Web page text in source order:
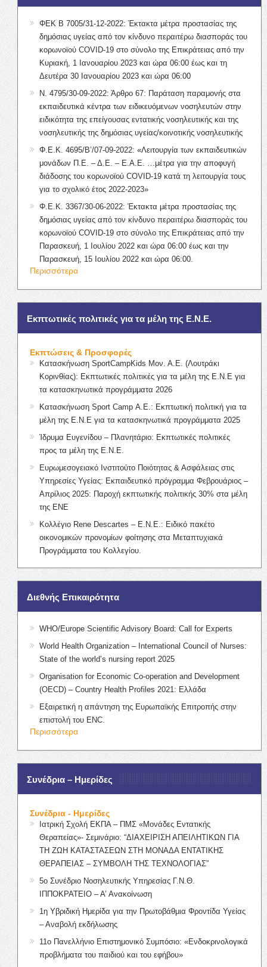
ΦΕΚ Β 7005/31-12-2022: Έκτακτα μέτρα προστασίας της
δημόσιας υγείας από τον κίνδυνο περαιτέρω διασποράς του
κορωνοϊού COVID-19 στο σύνολο της Επικράτειας από την
Κυριακή, 1 Ιανουαρίου 2023 και ώρα 06:00 έως και τη
Δευτέρα 30 Ιανουαρίου 2023 και ώρα 06:00
Ν. 4795/30-09-2022: Άρθρο 67: Παράταση παραμονής στα
εκπαιδευτικά κέντρα των ειδικευόμενων νοσηλευτών στην
ειδικότητα της επείγουσας εντατικής νοσηλευτικής και της
νοσηλευτικής της δημόσιας υγείας/κοινοτικής νοσηλευτικής
Φ.Ε.Κ. 4695/Β’/07-09-2022: «Λειτουργία των εκπαιδευτικών
μονάδων Π.Ε. – Δ.Ε. – Ε.Α.Ε. …μέτρα για την αποφυγή
διάδοσης του κορωνοϊού COVID-19 κατά τη λειτουργία τους
για το σχολικό έτος 2022-2023»
Φ.Ε.Κ. 3367/30-06-2022: Έκτακτα μέτρα προστασίας της
δημόσιας υγείας από τον κίνδυνο περαιτέρω διασποράς του
κορωνοϊού COVID-19 στο σύνολο της Επικράτειας από την
Παρασκευή, 1 Ιουλίου 2022 και ώρα 06:00 έως και την
Παρασκευή, 15 Ιουλίου 2022 και ώρα 06:00.
Περισσότερα
Εκπτωτικές πολιτικές για τα μέλη της Ε.Ν.Ε.
Εκπτώσεις & Προσφορές
Κατασκήνωση SportCampKids Μον. Α.Ε. (Λουτράκι
Κορινθίας): Εκπτωτικές πολιτικές για τα μέλη της Ε.Ν.Ε για
τα κατασκηνωτικά προγράμματα 2026
Κατασκήνωση Sport Camp Α.Ε.: Εκπτωτική πολιτική για τα
μέλη της Ε.Ν.Ε για τα κατασκηνωτικά προγράμματα 2025
Ίδρυμα Ευγενίδου – Πλανητάριο: Εκπτωτικές πολιτικές
προς τα μέλη της Ε.Ν.Ε.
Ευρωμεσογειακό Ινστιτούτο Ποιότητας & Ασφάλειας στις
Υπηρεσίες Υγείας: Εκπαιδευτικό πρόγραμμα Φεβρουάριος –
Απρίλιος 2025: Παροχή εκπτωτικής πολιτικής 30% στα μέλη
της ΕΝΕ
Κολλέγιο Rene Descartes – Ε.Ν.Ε.: Ειδικό πακέτο
οικονομικών προνομίων φοίτησης στα Μεταπτυχιακά
Προγράμματα του Κολλεγίου.
Διεθνής Επικαιρότητα
WHO/Europe Scientific Advisory Board: Call for Experts
World Health Organization – International Council of Nurses:
State of the world’s nursing report 2025
Organisation for Economic Co-operation and Development
(OECD) – Country Health Profiles 2021: Ελλάδα
Εξαιρετική η απάντηση της Ευρωπαϊκής Επιτροπής στην
επιστολή του ENC.
Περισσότερα
Συνέδρια – Ημερίδες
Συνέδρια - Ημερίδες
Ιατρική Σχολή ΕΚΠΑ – ΠΜΣ «Μονάδες Εντατικής
Θεραπείας»- Σεμινάριο: “ΔΙΑΧΕΙΡΙΣΗ ΑΠΕΙΛΗΤΙΚΩΝ ΓΙΑ
ΤΗ ΖΩΗ ΚΑΤΑΣΤΑΣΕΩΝ ΣΤΗ ΜΟΝΑΔΑ ΕΝΤΑΤΙΚΗΣ
ΘΕΡΑΠΕΙΑΣ – ΣΥΜΒΟΛΗ ΤΗΣ ΤΕΧΝΟΛΟΓΙΑΣ”
5ο Συνέδριο Νοσηλευτικής Υπηρεσίας Γ.Ν.Θ.
ΙΠΠΟΚΡΑΤΕΙΟ – Α’ Ανακοίνωση
1η Υβριδική Ημερίδα για την Πρωτοβάθμια Φροντίδα Υγείας
– Αναβολή εκδήλωσης
11ο Πανελλήνιο Επιστημονικό Συμπόσιο: «Ενδοκρινολογικά
προβλήματα του παιδιού και του εφήβου»